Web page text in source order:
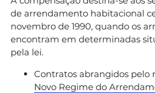
de arrendamento habitacional
novembro de 1990, quando os
encontram em determinadas
pela lei.
Contratos abrangidos pelo
Novo Regime do